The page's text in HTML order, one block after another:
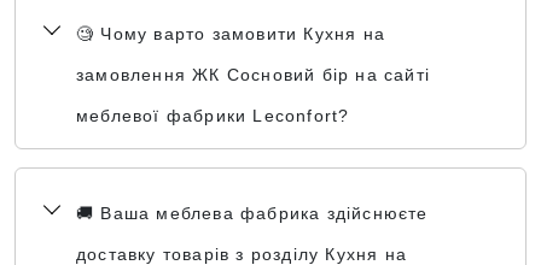
🧐 Чому варто замовити Кухня на
замовлення ЖК Сосновий бір на сайті
меблевої фабрики Leconfort?
🚚 Ваша меблева фабрика здійснюєте
доставку товарів з розділу Кухня на